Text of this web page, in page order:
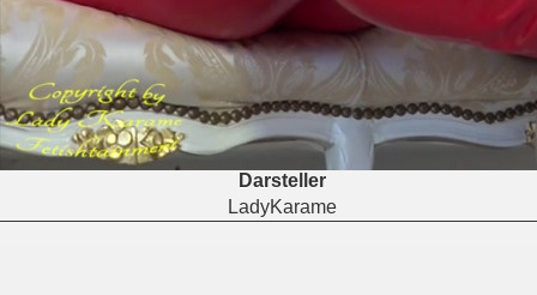
Darsteller
LadyKarame